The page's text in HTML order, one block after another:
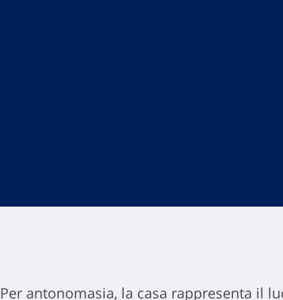
Per antonomasia, la casa rappresenta il